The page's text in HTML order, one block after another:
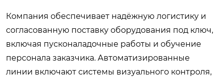
Компания обеспечивает надёжную логистику и
согласованную поставку оборудования под ключ,
включая пусконаладочные работы и обучение
персонала заказчика. Автоматизированные
линии включают системы визуального контроля,